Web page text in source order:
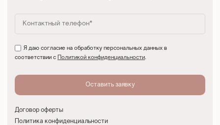
Я даю согласие на обработку персональных данных в
соответствии с
Политикой конфиденциальности.
Договор оферты
Политика конфиденциальности